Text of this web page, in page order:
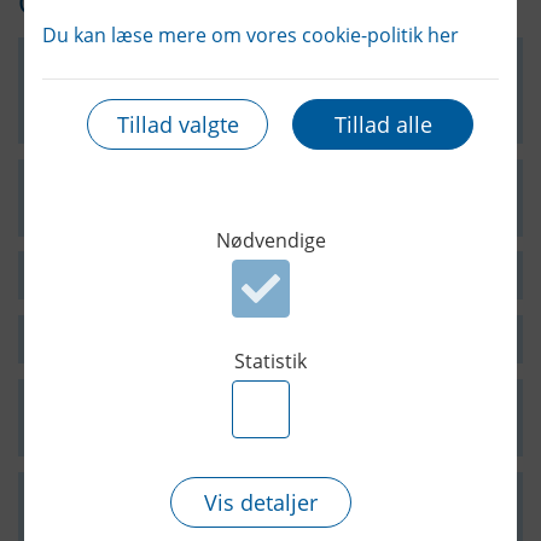
Du kan læse mere om vores cookie-politik her
Tillad valgte Tillad alle
Nødvendige
Accepter Nødvendige cookies
Statistik
Accepter Statistik cookies
Vis detaljer
spildevand, og hvad gør jeg, hvis det
sker?
Hvad gør jeg, hvis det lugter af kloak?
Hvorfor bliver kloakkerne
oversvømmet i regnvejr?